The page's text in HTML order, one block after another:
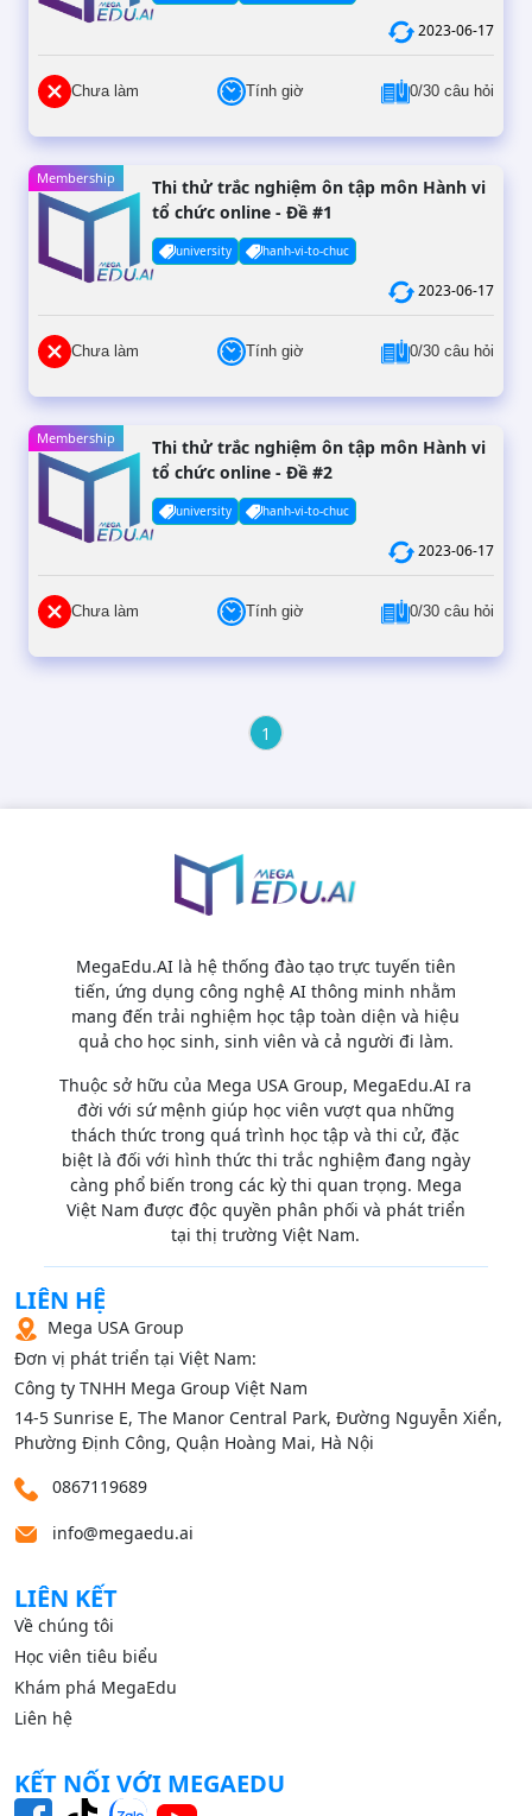
2023-06-17
Chưa làm Tính giờ 0/30 câu hỏi
Membership
Thi thử trắc nghiệm ôn tập môn Hành vi
tổ chức online - Đề #1
university hanh-vi-to-chuc
2023-06-17
Chưa làm Tính giờ 0/30 câu hỏi
Membership
Thi thử trắc nghiệm ôn tập môn Hành vi
tổ chức online - Đề #2
university hanh-vi-to-chuc
2023-06-17
Chưa làm Tính giờ 0/30 câu hỏi
1
MegaEdu.AI là hệ thống đào tạo trực tuyến tiên
tiến, ứng dụng công nghệ AI thông minh nhằm
mang đến trải nghiệm học tập toàn diện và hiệu
quả cho học sinh, sinh viên và cả người đi làm.
Thuộc sở hữu của Mega USA Group, MegaEdu.AI ra
đời với sứ mệnh giúp học viên vượt qua những
thách thức trong quá trình học tập và thi cử, đặc
biệt là đối với hình thức thi trắc nghiệm đang ngày
càng phổ biến trong các kỳ thi quan trọng. Mega
Việt Nam được độc quyền phân phối và phát triển
tại thị trường Việt Nam.
LIÊN HỆ
Mega USA Group
Đơn vị phát triển tại Việt Nam:
Công ty TNHH Mega Group Việt Nam
14‑5 Sunrise E, The Manor Central Park, Đường Nguyễn Xiển,
Phường Định Công, Quận Hoàng Mai, Hà Nội
0867119689
info@megaedu.ai
LIÊN KẾT
Về chúng tôi
Học viên tiêu biểu
Khám phá MegaEdu
Liên hệ
KẾT NỐI VỚI MEGAEDU